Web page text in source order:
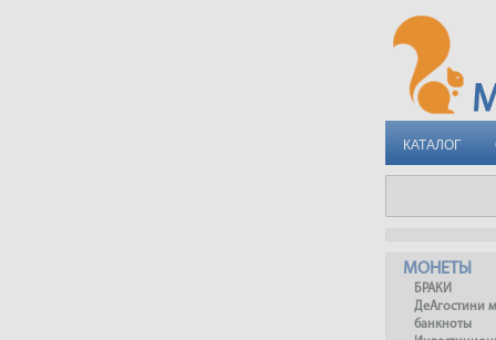
КАТАЛОГ
МОНЕТЫ
БРАКИ
ДеАгостини
банкноты